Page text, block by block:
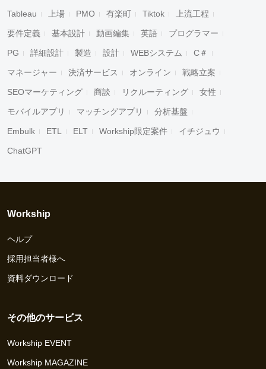
Tableau 上場 PMO 有楽町 Tiktok 上流工程
要件定義 基本設計 動画編集 英語 プログラマー
PG 詳細設計 製造 設計 WEBシステム C＃
マネージャー 決済サービス オンライン 戦略立案
SEOマーケティング 商談 リクルーティング 女性
モバイルアプリ マッチングアプリ 分析基盤
Embulk ETL ELT Workship限定案件 イチジュウ
ChatGPT
Workship
ヘルプ
採用担当者様へ
資料ダウンロード
その他のサービス
Workship EVENT
Workship MAGAZINE